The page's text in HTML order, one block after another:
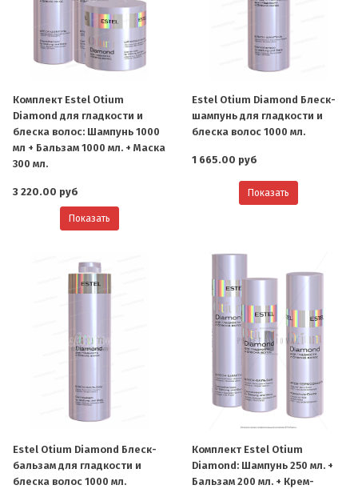
Комплект Estel Otium
Diamond для гладкости и
блеска волос: Шампунь 1000
мл + Бальзам 1000 мл. + Маска
300 мл.
3 220.00 руб
Показать
Estel Otium Diamond Блеск-
шампунь для гладкости и
блеска волос 1000 мл.
1 665.00 руб
Показать
Estel Otium Diamond Блеск-
бальзам для гладкости и
блеска волос 1000 мл.
Комплект Estel Otium
Diamond: Шампунь 250 мл. +
Бальзам 200 мл. + Крем-